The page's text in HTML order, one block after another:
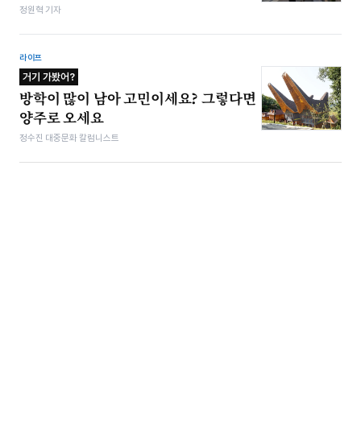
정원혁 기자
라이프
거기 가봤어?
방학이 많이 남아 고민이세요? 그렇다면
양주로 오세요
정수진 대중문화 칼럼니스트